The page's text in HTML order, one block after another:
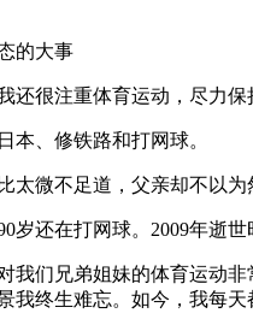
的大事
还很注重体育运动，尽力
本、修铁路和打网球。
太微不足道，父亲却不以
岁还在打网球。2009年逝
我们兄弟姐妹的体育运动
我终生难忘。如今，我每